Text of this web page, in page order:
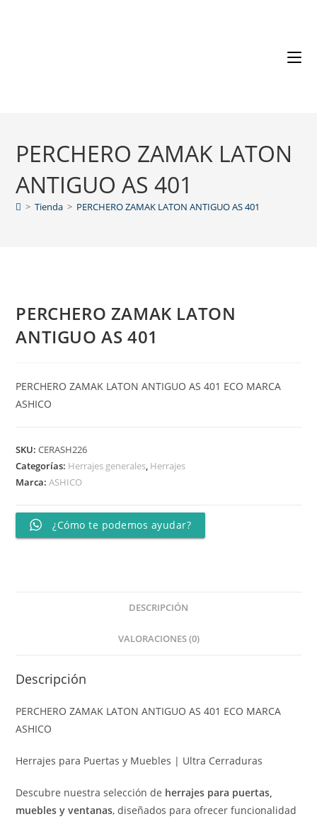
PERCHERO ZAMAK LATON
ANTIGUO AS 401
> Tienda > PERCHERO ZAMAK LATON ANTIGUO AS 401
PERCHERO ZAMAK LATON
ANTIGUO AS 401
PERCHERO ZAMAK LATON ANTIGUO AS 401 ECO MARCA
ASHICO
SKU:CERASH226
Categorías: Herrajes generales, Herrajes
Marca:ASHICO
¿Cómo te podemos ayudar?
DESCRIPCIÓN
VALORACIONES (0)
Descripción
PERCHERO ZAMAK LATON ANTIGUO AS 401 ECO MARCA
ASHICO
Herrajes para Puertas y Muebles | Ultra Cerraduras
Descubre nuestra selección de herrajes para puertas,
muebles y ventanas, diseñados para ofrecer funcionalidad